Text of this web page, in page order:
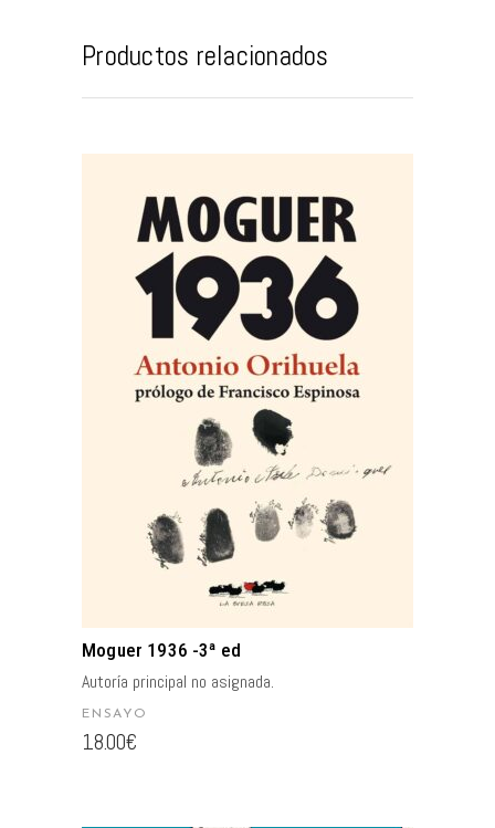
Productos relacionados
AÑADIR AL CARRITO
Moguer 1936 -3ª ed
Autoría principal no asignada.
ENSAYO
18.00€